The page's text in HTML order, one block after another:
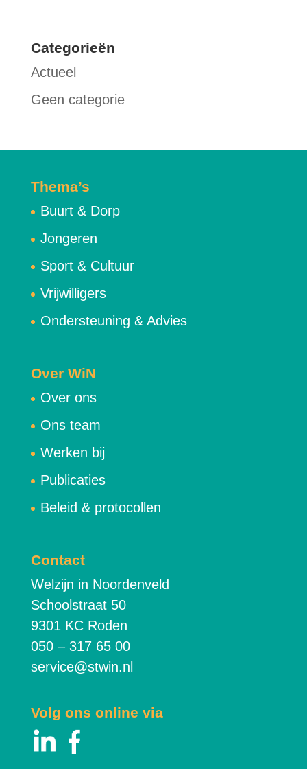
Categorieën
Actueel
Geen categorie
Thema’s
Buurt & Dorp
Jongeren
Sport & Cultuur
Vrijwilligers
Ondersteuning & Advies
Over WiN
Over ons
Ons team
Werken bij
Publicaties
Beleid & protocollen
Contact
Welzijn in Noordenveld
Schoolstraat 50
9301 KC Roden
050 – 317 65 00
service@stwin.nl
Volg ons online via